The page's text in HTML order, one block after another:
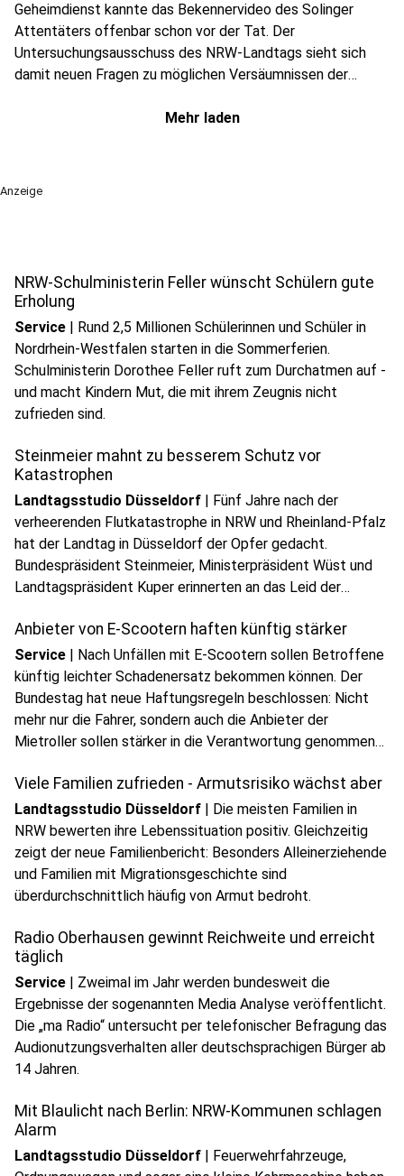
Geheimdienst kannte das Bekennervideo des Solinger
Attentäters offenbar schon vor der Tat. Der
Untersuchungsausschuss des NRW-Landtags sieht sich
damit neuen Fragen zu möglichen Versäumnissen der
Mehr laden
Anzeige
NRW-Schulministerin Feller wünscht Schülern gute
Erholung
Service | Rund 2,5 Millionen Schülerinnen und Schüler in
Nordrhein-Westfalen starten in die Sommerferien.
Schulministerin Dorothee Feller ruft zum Durchatmen auf -
und macht Kindern Mut, die mit ihrem Zeugnis nicht
zufrieden sind.
Steinmeier mahnt zu besserem Schutz vor
Katastrophen
Landtagsstudio Düsseldorf | Fünf Jahre nach der
verheerenden Flutkatastrophe in NRW und Rheinland-Pfalz
hat der Landtag in Düsseldorf der Opfer gedacht.
Bundespräsident Steinmeier, Ministerpräsident Wüst und
Landtagspräsident Kuper erinnerten an das Leid der
Lehren aus der Katastrophe bis heute gelten.
Anbieter von E-Scootern haften künftig stärker
Service | Nach Unfällen mit E-Scootern sollen Betroffene
künftig leichter Schadenersatz bekommen können. Der
Bundestag hat neue Haftungsregeln beschlossen: Nicht
mehr nur die Fahrer, sondern auch die Anbieter der
Mietroller sollen stärker in die Verantwortung genommen
Viele Familien zufrieden - Armutsrisiko wächst aber
Landtagsstudio Düsseldorf | Die meisten Familien in
NRW bewerten ihre Lebenssituation positiv. Gleichzeitig
zeigt der neue Familienbericht: Besonders Alleinerziehende
und Familien mit Migrationsgeschichte sind
überdurchschnittlich häufig von Armut bedroht.
Radio Oberhausen gewinnt Reichweite und erreicht
täglich
Service | Zweimal im Jahr werden bundesweit die
Ergebnisse der sogenannten Media Analyse veröffentlicht.
Die „ma Radio“ untersucht per telefonischer Befragung das
Audionutzungsverhalten aller deutschsprachigen Bürger ab
14 Jahren.
Mit Blaulicht nach Berlin: NRW-Kommunen schlagen
Alarm
Landtagsstudio Düsseldorf | Feuerwehrfahrzeuge,